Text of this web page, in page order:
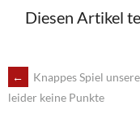
Diesen Artikel
POST
←
Knappes Spiel
leider keine Punkte